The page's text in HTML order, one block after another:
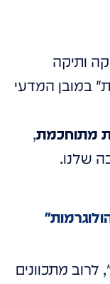
ותיקה
במובן המדעי
מתוחכמת,
שלנו.
מתכוונים